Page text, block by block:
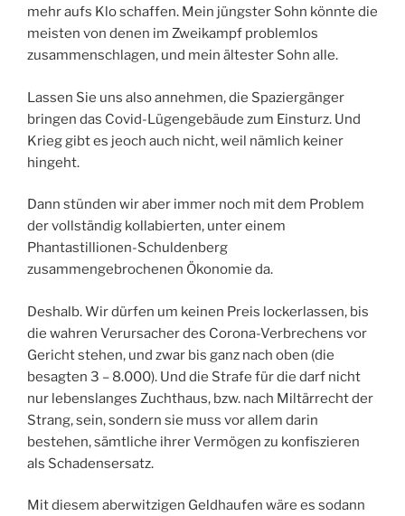
mehr aufs Klo schaffen. Mein jüngster Sohn könnte die
meisten von denen im Zweikampf problemlos
zusammenschlagen, und mein ältester Sohn alle.
Lassen Sie uns also annehmen, die Spaziergänger
bringen das Covid-Lügengebäude zum Einsturz. Und
Krieg gibt es jeoch auch nicht, weil nämlich keiner
hingeht.
Dann stünden wir aber immer noch mit dem Problem
der vollständig kollabierten, unter einem
Phantastillionen-Schuldenberg
zusammengebrochenen Ökonomie da.
Deshalb. Wir dürfen um keinen Preis lockerlassen, bis
die wahren Verursacher des Corona-Verbrechens vor
Gericht stehen, und zwar bis ganz nach oben (die
besagten 3 – 8.000). Und die Strafe für die darf nicht
nur lebenslanges Zuchthaus, bzw. nach Miltärrecht der
Strang, sein, sondern sie muss vor allem darin
bestehen, sämtliche ihrer Vermögen zu konfiszieren
als Schadensersatz.
Mit diesem aberwitzigen Geldhaufen wäre es sodann